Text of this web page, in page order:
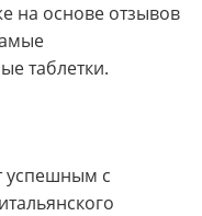
на основе отзывов
таблетки.
успешным с